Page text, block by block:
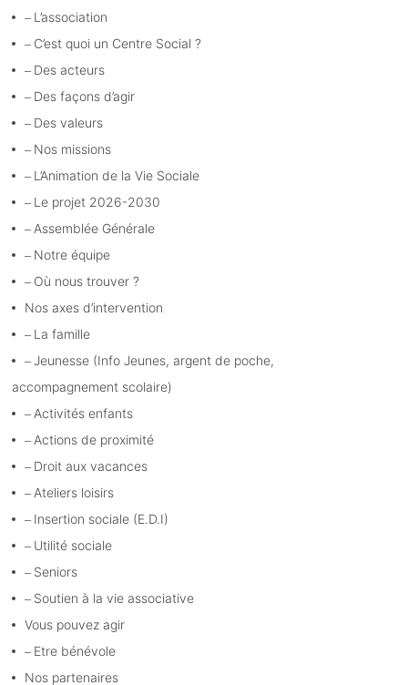
L’association
C’est quoi un Centre Social ?
Des acteurs
Des façons d’agir
Des valeurs
Nos missions
L’Animation de la Vie Sociale
Le projet 2026-2030
Assemblée Générale
Notre équipe
Où nous trouver ?
Nos axes d’intervention
La famille
Jeunesse (Info Jeunes, argent de poche,
accompagnement scolaire)
Activités enfants
Actions de proximité
Droit aux vacances
Ateliers loisirs
Insertion sociale (E.D.I)
Utilité sociale
Seniors
Soutien à la vie associative
Vous pouvez agir
Etre bénévole
Nos partenaires